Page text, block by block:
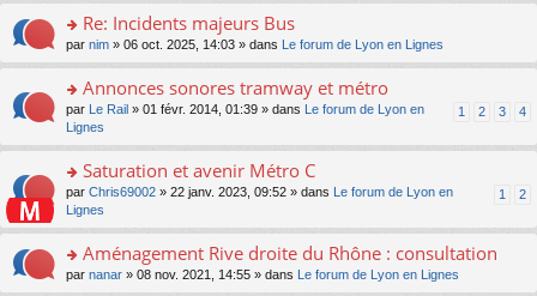
nt
u
s
ré
e
nt
o
lu
pl
u
ré
e
nt
a
g
e
n
n
pl
u
ré
e
nt
le
m
e
a
g
e
n
o
lu
u
s
ré
ult
er
le
m
e
s
g
e
n
o
n
le
o
n
ult
er
le
m
e
s
s
e
n
Re: Incidents majeurs Bus
par nim » 06 oct. 2025, 14:03 » dans Le forum de Lyon en Lignes
o
s
er
le
m
e
s
s
Annonces sonores tramway et métro
1 2 3 4
par Le Rail » 01 févr. 2014, 01:39 » dans
Le forum de Lyon en
Lignes
o
s
er
le
Saturation et avenir Métro C
1 2
par Chris69002 » 22 janv. 2023, 09:52 » dans
Le forum de Lyon en
Lignes
o
n
Aménagement Rive droite du Rhône : consultation
par nanar » 08 nov. 2021, 14:55 » dans Le forum de Lyon en Lignes